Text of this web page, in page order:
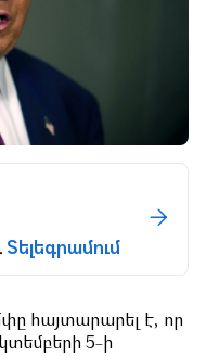
Տելեգրամում
հայտարարել է, որ
5-ի